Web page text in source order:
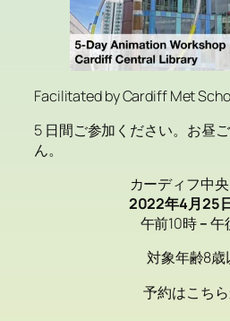
Facilitated by Cardiff Met
5 日間ご参加ください。お昼
ん。
カーディフ中
2022年4月25
午前10時–午
対象年齢8歳
予約はこち